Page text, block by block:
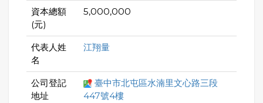
資本總額
(元)
5,000,000
代表人姓
名
江翔量
公司登記
地址
臺中市北屯區水湳里文心路三段
447號4樓